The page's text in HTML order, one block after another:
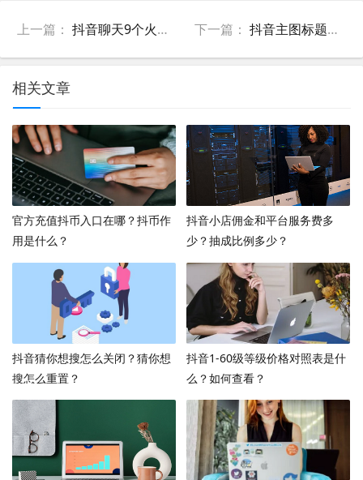
上一篇： 抖音聊天9个火花聊天了多久？火花规则是什么？ 下一篇：抖音主图标题规格宣传作弊的专项治理公告
相关文章
官方充值抖币入口在哪？抖币作
用是什么？
抖音小店佣金和平台服务费多
少？抽成比例多少？
抖音猜你想搜怎么关闭？猜你想
搜怎么重置？
抖音1-60级等级价格对照表是什
么？如何查看？